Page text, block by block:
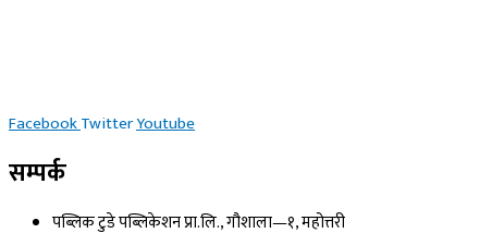
FacebookTwitterYoutube
सम्पर्क
पब्लिक टुडे पब्लिकेशन प्रा.लि., गौशाला—१, महोत्तरी